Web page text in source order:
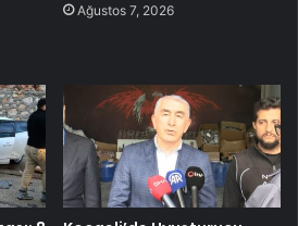
Ağustos 7, 2026